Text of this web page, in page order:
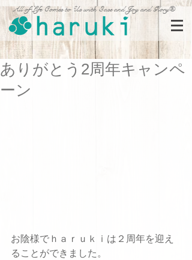
All of Life Comes to Us with Ease and Joy and Glory®
ありがとう2周年キャンペ
ーン
お陰様でｈａｒｕｋｉは２周年を迎え
ることができました。